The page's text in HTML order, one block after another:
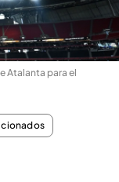
Atalanta para el